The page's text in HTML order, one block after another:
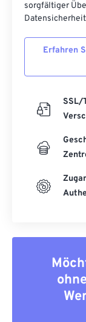
sorgfältiger
Erfahren
SSL/